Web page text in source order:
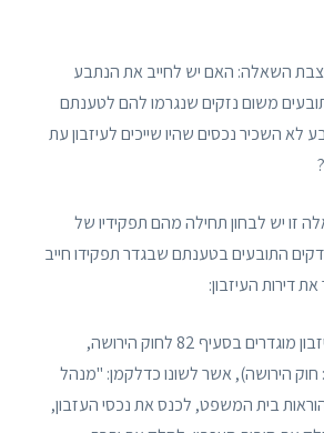
השאלה: האם יש לחייב את הנתבע
משום נזקים שנגרמו להם לטענתם
השכיר נכסים שהיו שייכים לעיזבון עת
זו יש לבחון תחילה מהם תפקידיו של
התובעים בטענתם שבגדר תפקידו חייב
דירות העיזבון:
תפקידיו של מנהל עיזבון מוגדרים בסעיף 82 לחוק הירושה,
(להלן: חוק הירושה), אשר לשונו כדלקמן: "מנהל
בית המשפט, לכנס את נכסי העזבון,